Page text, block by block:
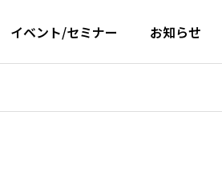
イベント/セミナー お知らせ